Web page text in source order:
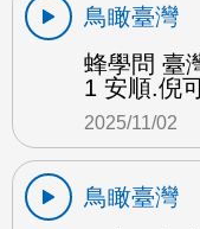
鳥瞰臺灣
蜂學問 臺
1 安順.倪
2025/11/02
鳥瞰臺灣